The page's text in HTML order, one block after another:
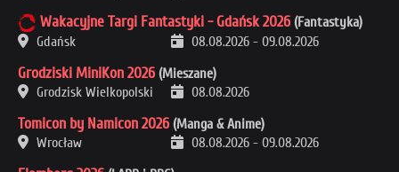
Wakacyjne Targi Fantastyki - Gdańsk 2026 (Fantastyka)
Gdańsk
08.08.2026 - 09.08.2026
Grodziski MiniKon 2026 (Mieszane)
Grodzisk Wielkopolski
08.08.2026
Tomicon by Namicon 2026 (Manga & Anime)
Wrocław
08.08.2026 - 09.08.2026